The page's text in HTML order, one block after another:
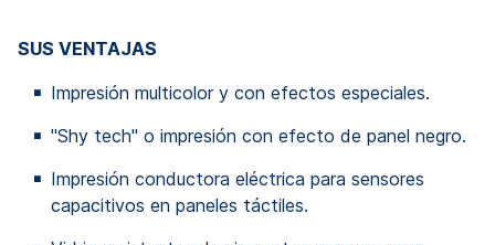
SUS VENTAJAS
Impresión multicolor y con efectos especiales.
"Shy tech" o impresión con efecto de panel negro.
Impresión conductora eléctrica para sensores
capacitivos en paneles táctiles.